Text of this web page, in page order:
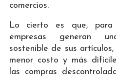
comercios.
Lo cierto es que,
empresas generan
sostenible de sus
menor costo y más
las compras